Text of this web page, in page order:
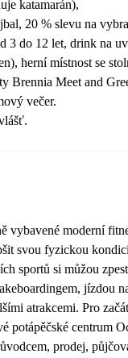
katamarán),
20 % slevu na
3 do 12 let, drink na
herní místnost se
Brennia Meet and
večer.
vybavené moderní
svou fyzickou
sportů si můžou
jízdou
atrakcemi. Pro
potápěčské centrum
prodej,